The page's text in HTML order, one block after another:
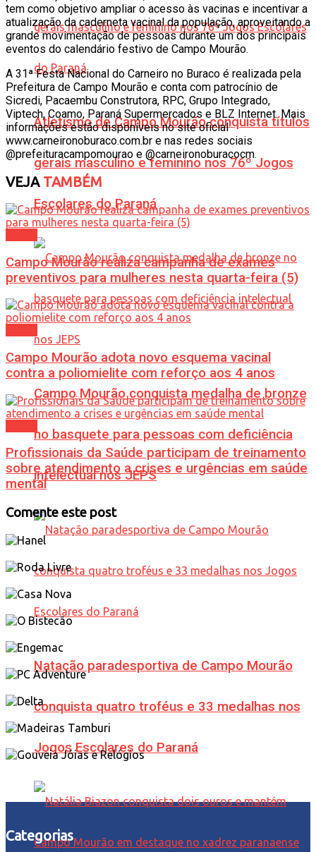
Atletismo de Campo Mourão conquista títulos
gerais masculino e feminino nos 76º Jogos
Escolares do Paraná
Campo Mourão conquista medalha de bronze
no basquete para pessoas com deficiência
intelectual nos JEPS
Natação paradesportiva de Campo Mourão
conquista quatro troféus e 33 medalhas nos
Jogos Escolares do Paraná
tem como objetivo ampliar o acesso às vacinas e incentivar a
atualização da caderneta vacinal da população, aproveitando a
grande movimentação de pessoas durante um dos principais
eventos do calendário festivo de Campo Mourão.
A 31ª Festa Nacional do Carneiro no Buraco é realizada pela
Prefeitura de Campo Mourão e conta com patrocínio de
Sicredi, Pacaembu Construtora, RPC, Grupo Integrado,
Viptech, Coamo, Paraná Supermercados e BLZ Internet. Mais
informações estão disponíveis no site oficial
www.carneironoburaco.com.br e nas redes sociais
@prefeituracampomourao e @carneironoburacocm.
VEJATAMBÉM
Campo Mourão realiza campanha de exames
preventivos para mulheres nesta quarta-feira (5)
Campo Mourão adota novo esquema vacinal
contra a poliomielite com reforço aos 4 anos
Profissionais da Saúde participam de treinamento
sobre atendimento a crises e urgências em saúde
mental
Comente este post
Categorias